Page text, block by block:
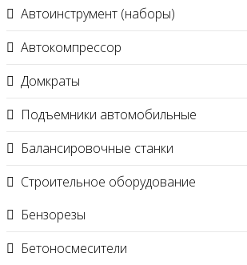
Автоинструмент (наборы)
Автокомпрессор
Домкраты
Подъемники автомобильные
Балансировочные станки
Строительное оборудование
Бензорезы
Бетоносмесители